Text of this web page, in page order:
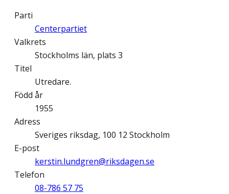
Parti
Centerpartiet
Valkrets
Stockholms län, plats 3
Titel
Utredare.
Född år
1955
Adress
Sveriges riksdag, 100 12 Stockholm
E-post
kerstin.lundgren@­riksdagen.se
Telefon
08-786 57 75